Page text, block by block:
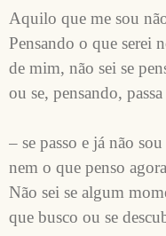
Aquilo que me sou
Pensando o que serei
de mim, não sei se
ou se, pensando,
– se passo e já não
nem o que penso
Não sei se algum